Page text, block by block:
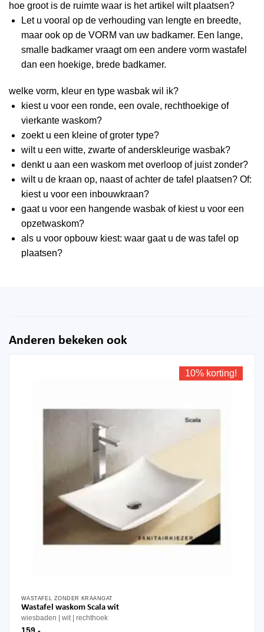
hoe groot is de ruimte waar is het artikel wilt plaatsen?
Let u vooral op de verhouding van lengte en breedte,
maar ook op de VORM van uw badkamer. Een lange,
smalle badkamer vraagt om een andere vorm wastafel
dan een hoekige, brede badkamer.
welke vorm, kleur en type wasbak wil ik?
kiest u voor een ronde, een ovale, rechthoekige of
vierkante waskom?
zoekt u een kleine of groter type?
wilt u een witte, zwarte of anderskleurige wasbak?
denkt u aan een waskom met overloop of juist zonder?
wilt u de kraan op, naast of achter de tafel plaatsen? Of:
kiest u voor een inbouwkraan?
gaat u voor een hangende wasbak of kiest u voor een
opzetwaskom?
als u voor opbouw kiest: waar gaat u de was tafel op
plaatsen?
Anderen bekeken ook
10% korting!
WASTAFEL ZONDER KRAANGAT
Wastafel waskom Scala wit
wiesbaden wit rechthoek